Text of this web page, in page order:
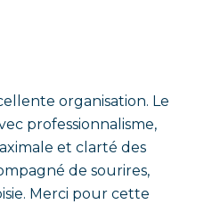
organisation. Le
professionnalisme,
et clarté des
de sourires,
Merci pour cette